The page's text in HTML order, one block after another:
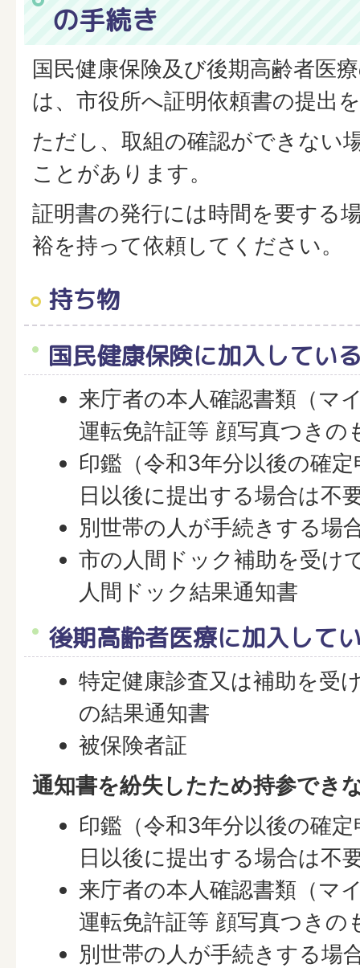
の手続き
国民健康保険及び後期高齢者医
は、市役所へ証明依頼書の提出
ただし、取組の確認ができない
ことがあります。
証明書の発行には時間を要する
裕を持って依頼してください。
持ち物
国民健康保険に加入してい
来庁者の本人確認書類（マ
運転免許証等 顔写真つきの
印鑑（令和3年分以後の確
日以後に提出する場合は不
別世帯の人が手続きする場
市の人間ドック補助を受け
人間ドック結果通知書
後期高齢者医療に加入して
特定健康診査又は補助を受
の結果通知書
被保険者証
通知書を紛失したため持参でき
印鑑（令和3年分以後の確
日以後に提出する場合は不
来庁者の本人確認書類（マ
運転免許証等 顔写真つきの
別世帯の人が手続きする場